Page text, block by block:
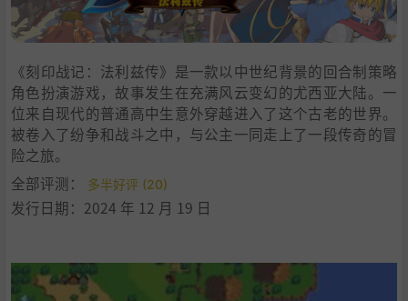
《刻印战记：法利兹传》是一款以中世纪背景的回合制策略
角色扮演游戏，故事发生在充满风云变幻的尤西亚大陆。一
位来自现代的普通高中生意外穿越进入了这个古老的世界。
被卷入了纷争和战斗之中，与公主一同走上了一段传奇的冒
险之旅。
全部评测：
多半好评 (20)
发行日期：2024 年 12 月 19 日